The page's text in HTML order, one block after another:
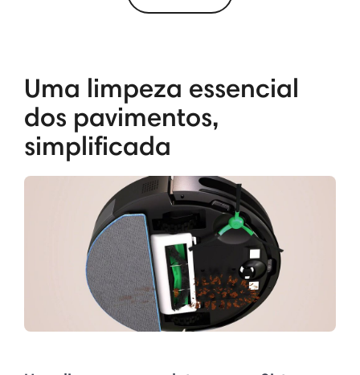
Uma limpeza essencial
dos pavimentos,
simplificada